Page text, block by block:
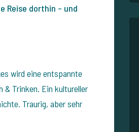
Reise dorthin – und
wird eine entspannte
& Trinken. Ein kultureller
Traurig, aber sehr